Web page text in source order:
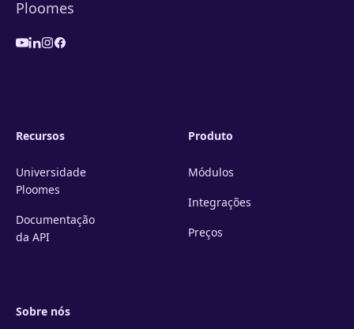
Recursos
Universidade
Ploomes
Documentação
da API
Produto
Módulos
Integrações
Preços
Sobre nós